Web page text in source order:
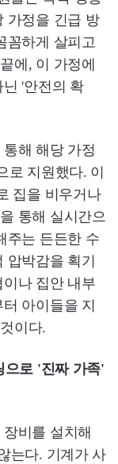
가정을 긴급 방
꼼하게 살피고
에, 이 가정에
'안전의 확
해 해당 가정
로 지원했다. 이
집을 비우거나
통해 실시간으
주는 든든한 수
박감을 획기
나 집안 내부
아이들을 지
이다.
으로 '진짜 가족'
비를 설치해
는다. 기계가 사